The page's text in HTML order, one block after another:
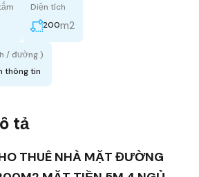
Diện tích
200m2
/ đường )
thông tin
tả
THUÊ NHÀ MẶT ĐƯỜNG